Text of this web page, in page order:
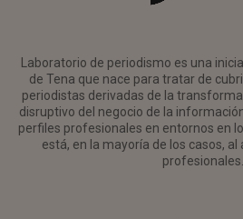
Laboratorio de periodismo es una
de Tena que nace para tratar de
periodistas derivadas de la
disruptivo del negocio de la
perfiles profesionales en entornos en
está, en la mayoría de los casos, al
profesionales.